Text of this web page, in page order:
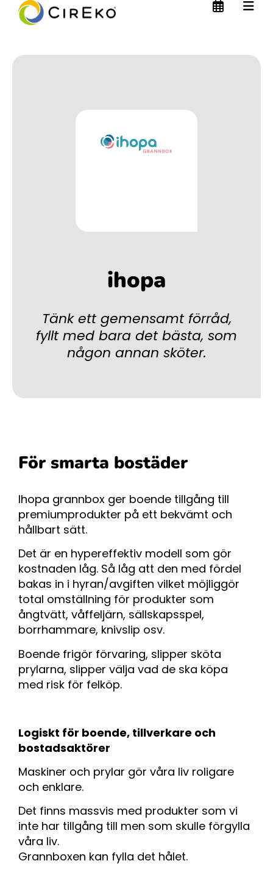
ihopa
Tänk ett gemensamt förråd,
fyllt med bara det bästa, som
någon annan sköter.
För smarta bostäder
Ihopa grannbox ger boende tillgång till
premiumprodukter på ett bekvämt och
hållbart sätt.
Det är en hypereffektiv modell som gör
kostnaden låg. Så låg att den med fördel
bakas in i hyran/avgiften vilket möjliggör
total omställning för produkter som
ångtvätt, våffeljärn, sällskapsspel,
borrhammare, knivslip osv.
Boende frigör förvaring, slipper sköta
prylarna, slipper välja vad de ska köpa
med risk för felköp.
Logiskt för boende, tillverkare och
bostadsaktörer
Maskiner och prylar gör våra liv roligare
och enklare.
Det finns massvis med produkter som vi
inte har tillgång till men som skulle förgylla
våra liv.
Grannboxen kan fylla det hålet.